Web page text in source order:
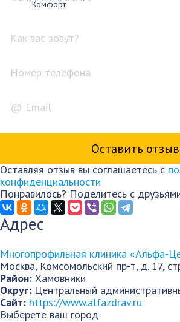
Комфорт
Оставляя отзыв вы соглашаетесь с
конфиденциальности
Понравилось? Поделитесь с
Адрес
Многопрофильная клиника «Альфа-
Москва, Комсомольский пр-т, д. 17,
Район: Хамовники
Округ: Центральный
Сайт: https://www.alfazdrav.ru
Выберете ваш город